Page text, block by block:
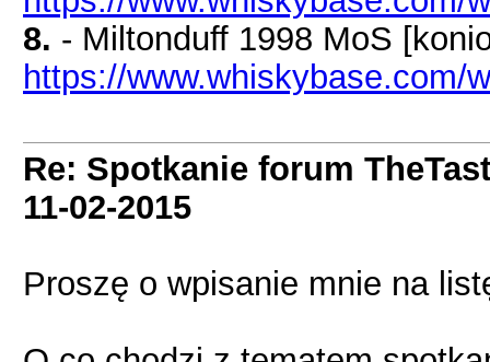
8. - Miltonduff 1998 MoS
https://www.whiskybase.com/
Re: Spotkanie forum
11-02-2015
Proszę o wpisanie mnie na